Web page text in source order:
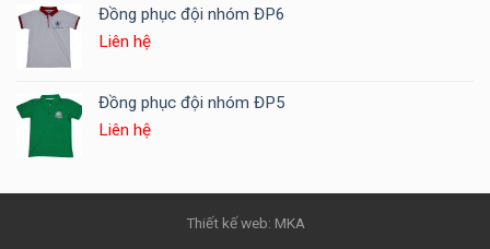
Đồng phục đội nhóm ĐP6
Liên hệ
Đồng phục đội nhóm ĐP5
Liên hệ
Thiết kế web: MKA